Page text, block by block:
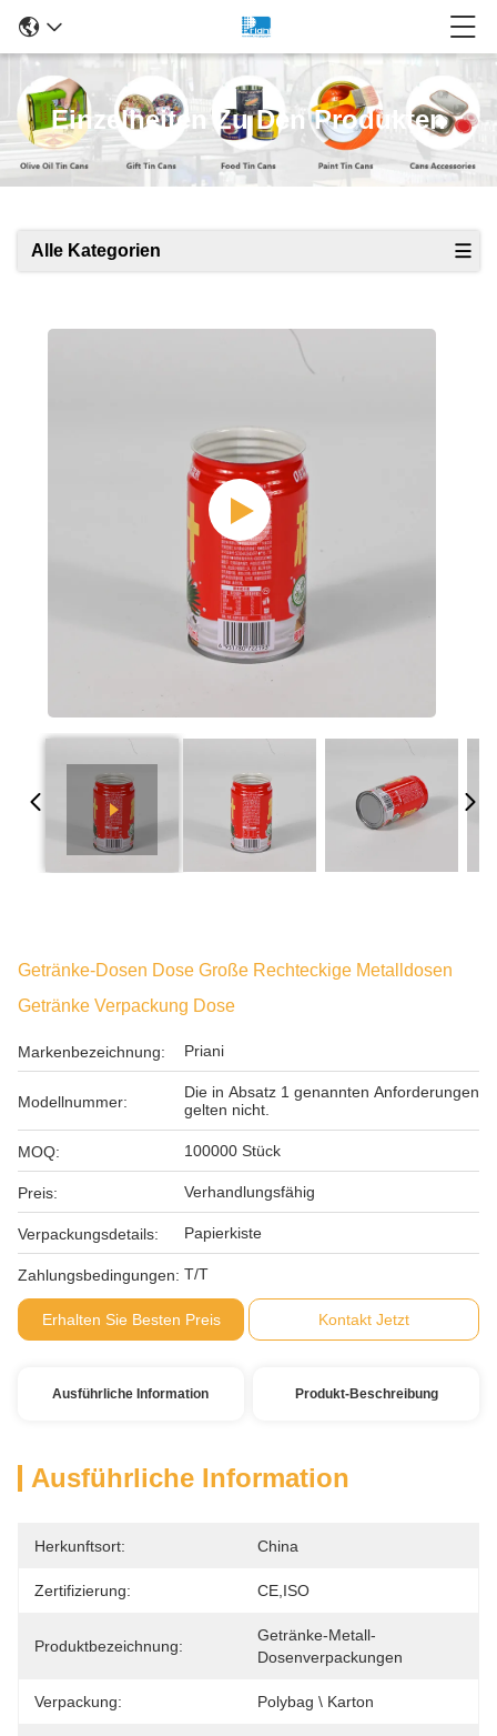
Einzelheiten Zu Den Produkten
Alle Kategorien
Getränke-Dosen Dose Große Rechteckige Metalldosen
Getränke Verpackung Dose
Markenbezeichnung: Priani
Modellnummer:
Die in Absatz 1 genannten Anforderungen
gelten nicht.
MOQ: 100000 Stück
Preis: Verhandlungsfähig
Verpackungsdetails: Papierkiste
Zahlungsbedingungen: T/T
Erhalten Sie Besten Preis Kontakt Jetzt
Ausführliche Information Produkt-Beschreibung
Ausführliche Information
Herkunftsort: China
Zertifizierung: CE,ISO
Produktbezeichnung:
Getränke-Metall-
Dosenverpackungen
Verpackung: Polybag \ Karton